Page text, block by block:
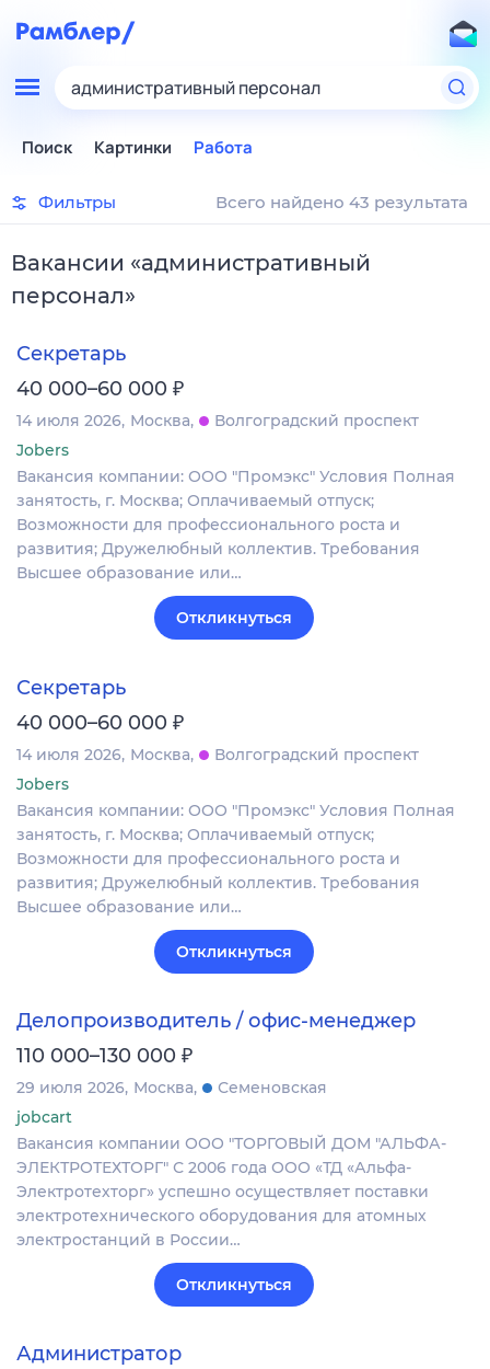
административный персонал
Поиск Картинки Работа
Фильтры Всего найдено 43 результата
Вакансии «административный
персонал»
Секретарь
40 000–60 000 ₽
14 июля 2026 Москва
Волгоградский проспект
Jobers
Вакансия компании: ООО "Промэкс" Условия Полная
занятость, г. Москва; Оплачиваемый отпуск;
Возможности для профессионального роста и
развития; Дружелюбный коллектив. Требования
Высшее образование или…
Откликнуться
Секретарь
40 000–60 000 ₽
14 июля 2026 Москва
Волгоградский проспект
Jobers
Вакансия компании: ООО "Промэкс" Условия Полная
занятость, г. Москва; Оплачиваемый отпуск;
Возможности для профессионального роста и
развития; Дружелюбный коллектив. Требования
Высшее образование или…
Откликнуться
Делопроизводитель / офис-менеджер
110 000–130 000 ₽
29 июля 2026 Москва
Семеновская
jobcart
Вакансия компании ООО "ТОРГОВЫЙ ДОМ "АЛЬФА-
ЭЛЕКТРОТЕХТОРГ" С 2006 года ООО «ТД «Альфа-
Электротехторг» успешно осуществляет поставки
электротехнического оборудования для атомных
электростанций в России…
Откликнуться
Администратор